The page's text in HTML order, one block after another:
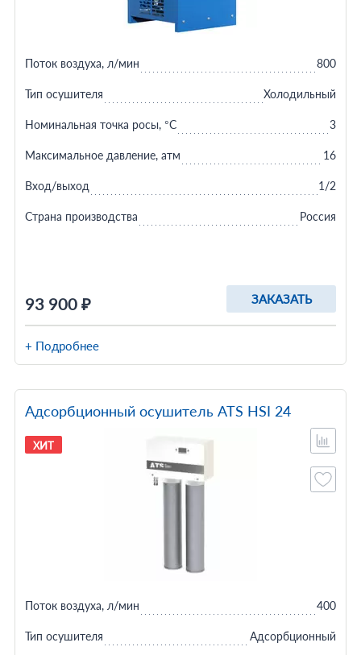
93 900 ₽ ЗАКАЗАТЬ
Поток воздуха, л/мин 800
Тип осушителя Холодильный
Номинальная точка росы, °C 3
Максимальное давление, атм 16
Вход/выход 1/2
Страна производства Россия
+ Подробнее
Адсорбционный осушитель ATS HSI 24
ХИТ
Поток воздуха, л/мин 400
Тип осушителя Адсорбционный